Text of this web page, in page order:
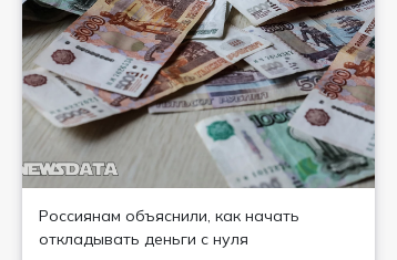
Россиянам объяснили, как начать
откладывать деньги с нуля